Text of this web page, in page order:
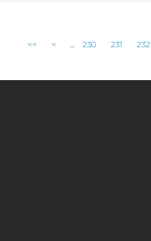
<< < ... 230 231 232